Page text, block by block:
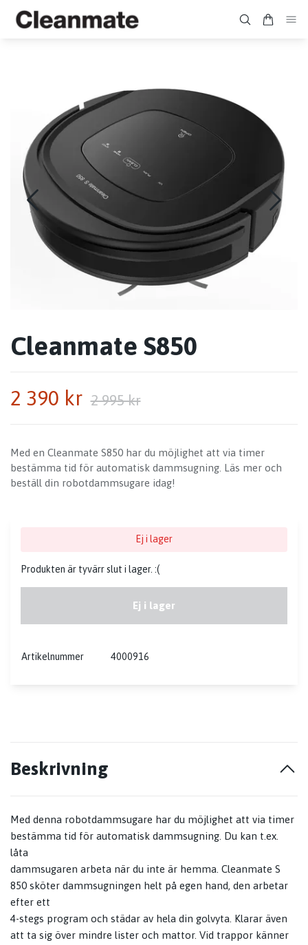
Cleanmate S850
2 390 kr 2 995 kr
Med en Cleanmate S850 har du möjlighet att via timer
bestämma tid för automatisk dammsugning. Läs mer och
beställ din robotdammsugare idag!
Ej i lager
Produkten är tyvärr slut i lager. :(
Ej i lager
Artikelnummer 4000916
Beskrivning
Med denna robotdammsugare har du möjlighet att via timer
bestämma tid för automatisk dammsugning. Du kan t.ex.
låta
dammsugaren arbeta när du inte är hemma. Cleanmate S
850 sköter dammsugningen helt på egen hand, den arbetar
efter ett
4-stegs program och städar av hela din golvyta. Klarar även
att ta sig över mindre lister och mattor. Vid trappor känner